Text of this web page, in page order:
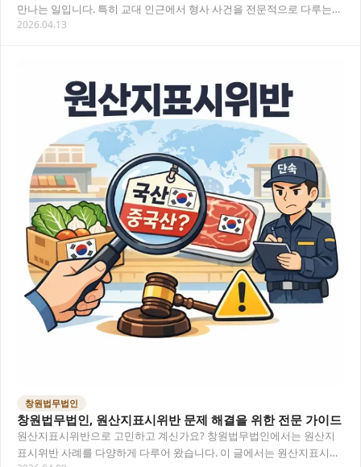
만나는 일입니다. 특히 교대 인근에서 형사 사건을 전문적으로 다루는
변호사를 찾고 계신다면, 단순히 인터넷…
2026.04.13
창원법무법인
창원법무법인, 원산지표시위반 문제 해결을 위한 전문 가이드
원산지표시위반으로 고민하고 계신가요? 창원법무법인에서는 원산지
표시위반 사례를 다양하게 다루어 왔습니다. 이 글에서는 원산지표시위